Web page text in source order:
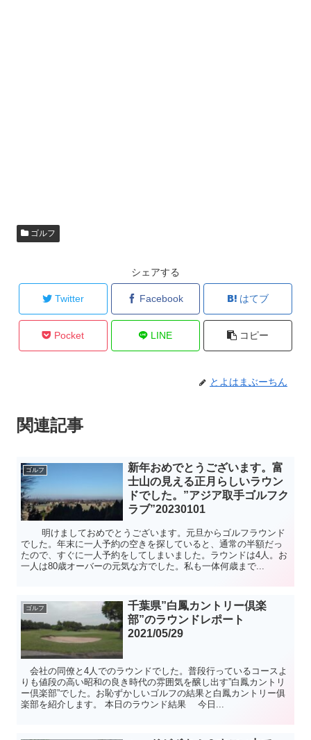
ゴルフ
シェアする
Twitter Facebook はてブ
Pocket LINE コピー
とよはまぶーちん
関連記事
ゴルフ
新年おめでとうございます。富
士山の見える正月らしいラウン
ドでした。”アジア取手ゴルフク
ラブ”20230101
明けましておめでとうございます。元旦からゴルフラウンド
でした。年末に一人予約の空きを探していると、通常の半額だっ
たので、すぐに一人予約をしてしまいました。ラウンドは4人。お
一人は80歳オーバーの元気な方でした。私も一体何歳まで...
ゴルフ
千葉県”白鳳カントリー倶楽
部”のラウンドレポート
2021/05/29
会社の同僚と4人でのラウンドでした。普段行っているコースよ
りも値段の高い昭和の良き時代の雰囲気を醸し出す”白鳳カントリ
ー倶楽部”でした。お恥ずかしいゴルフの結果と白鳳カントリー俱
楽部を紹介します。 本日のラウンド結果 今日...